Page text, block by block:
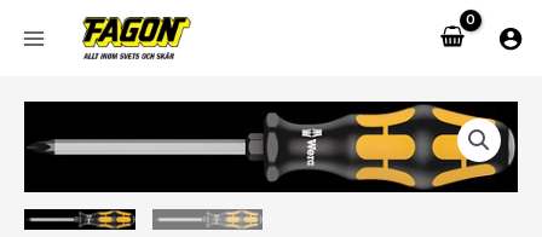
Prisintervall:
126 kr158 kr
281 kr351 kr
917
Screwdriver
for